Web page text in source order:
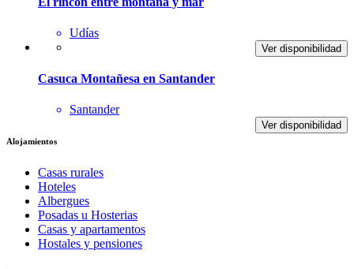
Udías
Ver disponibilidad
Casuca Montañesa en Santander
Santander
Ver disponibilidad
Alojamientos
Casas rurales
Hoteles
Albergues
Posadas u Hosterias
Casas y apartamentos
Hostales y pensiones